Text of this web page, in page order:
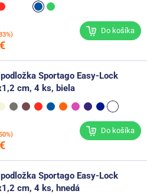
Do košíka
Sportago Easy-Lock
cm, 4 ks, biela
Do košíka
Sportago Easy-Lock
cm, 4 ks, hnedá